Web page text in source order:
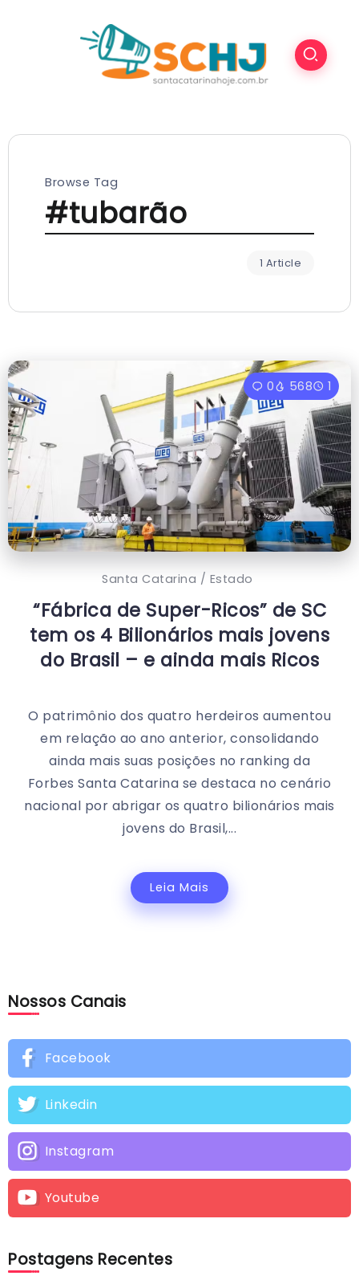
Browse Tag
#tubarão
1 Article
0 568 1
Santa Catarina / Estado
“Fábrica de Super-Ricos” de SC
tem os 4 Bilionários mais jovens
do Brasil – e ainda mais Ricos
O patrimônio dos quatro herdeiros aumentou
em relação ao ano anterior, consolidando
ainda mais suas posições no ranking da
Forbes Santa Catarina se destaca no cenário
nacional por abrigar os quatro bilionários mais
jovens do Brasil,...
Leia Mais
Nossos Canais
Facebook
Linkedin
Instagram
Youtube
Postagens Recentes